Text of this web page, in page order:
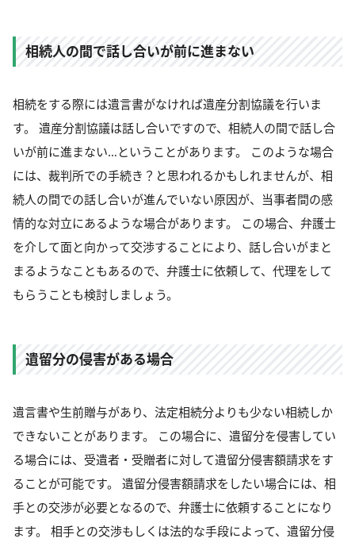
相続人の間で話し合いが前に進まない
相続をする際には遺言書がなければ遺産分割協議を行いま
す。 遺産分割協議は話し合いですので、相続人の間で話し合
いが前に進まない…ということがあります。 このような場合
には、裁判所での手続き？と思われるかもしれませんが、相
続人の間での話し合いが進んでいない原因が、当事者間の感
情的な対立にあるような場合があります。 この場合、弁護士
を介して面と向かって交渉することにより、話し合いがまと
まるようなこともあるので、弁護士に依頼して、代理をして
もらうことも検討しましょう。
遺留分の侵害がある場合
遺言書や生前贈与があり、法定相続分よりも少ない相続しか
できないことがあります。 この場合に、遺留分を侵害してい
る場合には、受遺者・受贈者に対して遺留分侵害額請求をす
ることが可能です。 遺留分侵害額請求をしたい場合には、相
手との交渉が必要となるので、弁護士に依頼することになり
ます。 相手との交渉もしくは法的な手段によって、遺留分侵